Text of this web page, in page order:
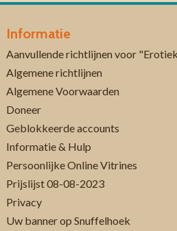
Informatie
Aanvullende richtlijnen voor
Algemene richtlijnen
Algemene Voorwaarden
Doneer
Geblokkeerde accounts
Informatie & Hulp
Persoonlijke Online Vitrines
Prijslijst 08-08-2023
Privacy
Uw banner op Snuffelhoek